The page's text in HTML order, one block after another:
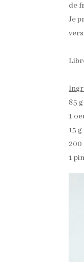
de
Je
85
1
15
200
1